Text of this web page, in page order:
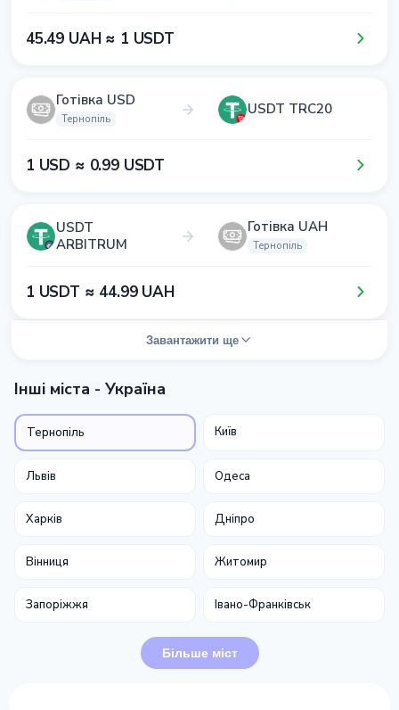
4​5​.4​9​ UAH ≈ 1​ USDT
Готівка USD
Тернопіль
USDT TRC20
1​ USD ≈ 0​.9​9​ USDT
USDT
ARBITRUM
Готівка UAH
Тернопіль
1​ USDT ≈ 4​4​.9​9​ UAH
Завантажити ще
Інші міста - Україна
Тернопіль Київ
Львів Одеса
Харків Дніпро
Вінниця Житомир
Запоріжжя Івано-Франківськ
Більше міст